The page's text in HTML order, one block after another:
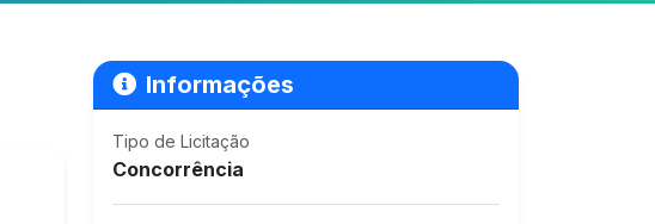
Informações
Tipo de Licitação
Concorrência